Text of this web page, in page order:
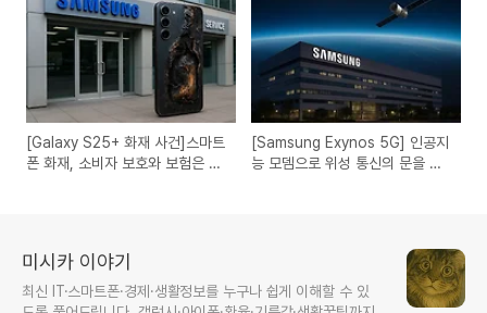
[Galaxy S25+ 화재 사건]스마트
폰 화재, 소비자 보호와 보험은 어
[Samsung Exynos 5G] 인공지
능 모뎀으로 위성 통신의 문을 열
미시카 이야기
최신 IT·스마트폰·경제·생활정보를 누구나 쉽게 이해할 수 있